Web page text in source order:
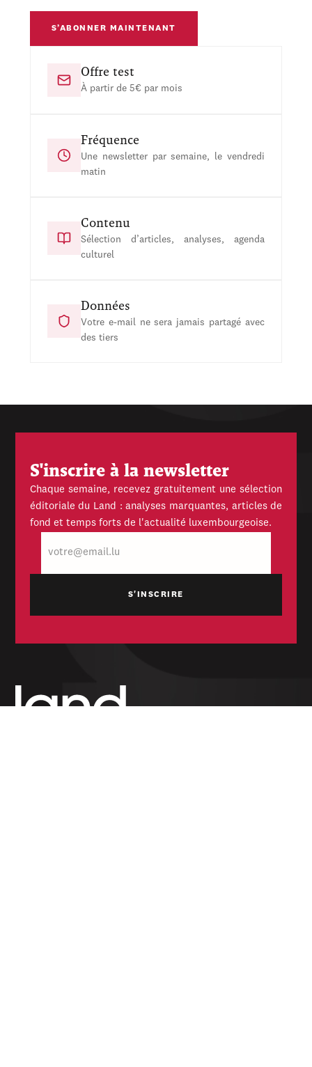
S’ABONNER MAINTENANT
Offre test
À partir de 5€ par mois
Fréquence
Une newsletter par semaine, le vendredi
matin
Contenu
Sélection d’articles, analyses, agenda
culturel
Données
Votre e-mail ne sera jamais partagé avec
des tiers
S'inscrire à la newsletter
Chaque semaine, recevez gratuitement une sélection
éditoriale du Land : analyses marquantes, articles de
fond et temps forts de l'actualité luxembourgeoise.
mail